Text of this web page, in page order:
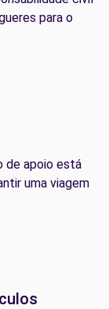
para o
de apoio está
uma viagem